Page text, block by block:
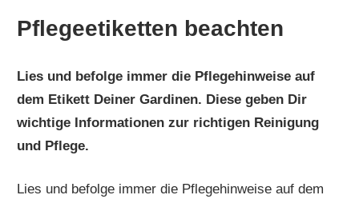
Pflegeetiketten beachten
Lies und befolge immer die Pflegehinweise auf
dem Etikett Deiner Gardinen. Diese geben Dir
wichtige Informationen zur richtigen Reinigung
und Pflege.
Lies und befolge immer die Pflegehinweise auf dem